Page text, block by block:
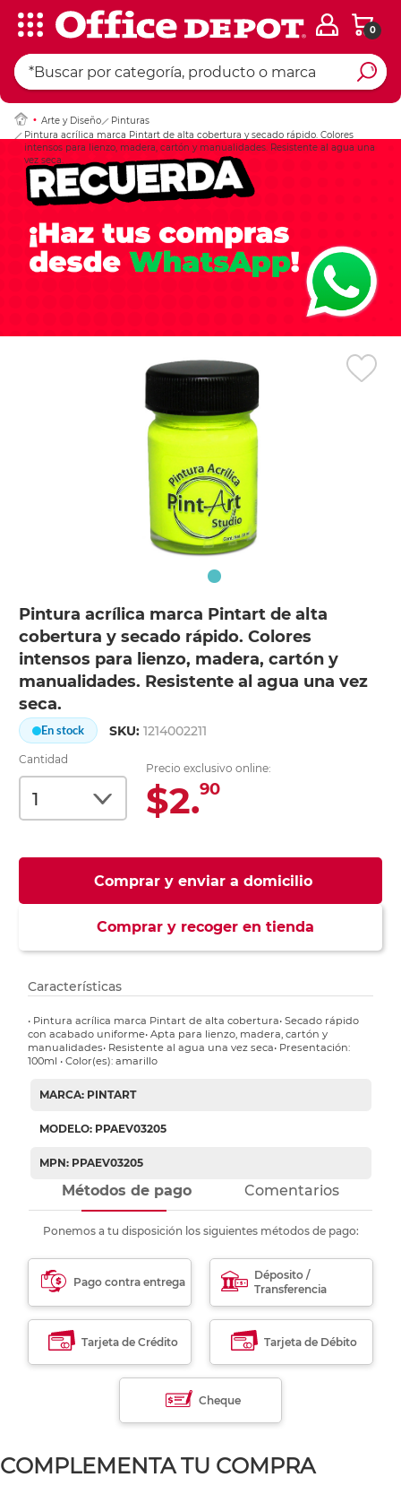
0
Arte y Diseño
Pinturas
Pintura acrílica marca Pintart de alta cobertura y secado rápido. Colores
intensos para lienzo, madera, cartón y manualidades. Resistente al agua una
vez seca.
Pintura acrílica marca Pintart de alta
cobertura y secado rápido. Colores
intensos para lienzo, madera, cartón y
manualidades. Resistente al agua una vez
seca.
En stock SKU:1214002211
Cantidad
Precio exclusivo online:
$2.90
Comprar y enviar a domicilio
Comprar y recoger en tienda
Ingresar Codigo
Características
• Pintura acrílica marca Pintart de alta cobertura• Secado rápido
con acabado uniforme• Apta para lienzo, madera, cartón y
manualidades• Resistente al agua una vez seca• Presentación:
100ml • Color(es): amarillo
MARCA: PINTART
MODELO: PPAEV03205
MPN: PPAEV03205
Métodos de pago Comentarios
Ponemos a tu disposición los siguientes métodos de pago:
Pago contra entrega
Déposito /
Transferencia
Tarjeta de Crédito Tarjeta de Débito
Cheque
COMPLEMENTA TU COMPRA